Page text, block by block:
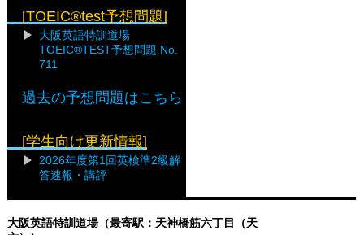
[TOEIC®test予想問題]
大阪英語特訓道場
TOEIC®TEST予想問題 No.
711
過去の予想問題はこちら
[学生向け更新情報]
2026年度第1回英検準2級解
答速報・講評
大阪英語特訓道場（最寄駅：天神橋筋六丁目（天